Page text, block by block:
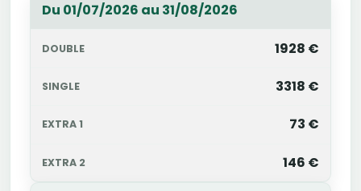
Du 01/07/2026 au 31/08/2026
1928 €
3318 €
73 €
146 €